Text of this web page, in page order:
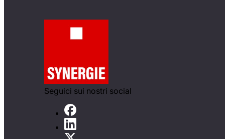
Seguici sui nostri social